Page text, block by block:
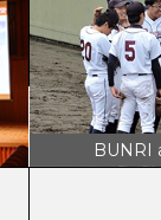
準硬式野
冠達成！